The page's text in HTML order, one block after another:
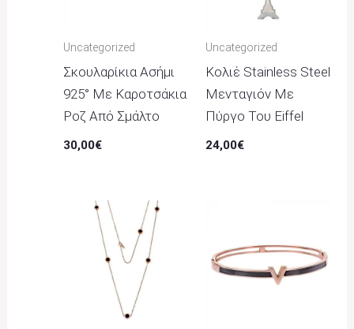
Uncategorized
Σκουλαρίκια Ασήμι
925° Με Καροτσάκια
Ροζ Από Σμάλτο
30,00€
Uncategorized
Κολιέ Stainless Steel
Μενταγιόν Με
Πύργο Του Eiffel
24,00€